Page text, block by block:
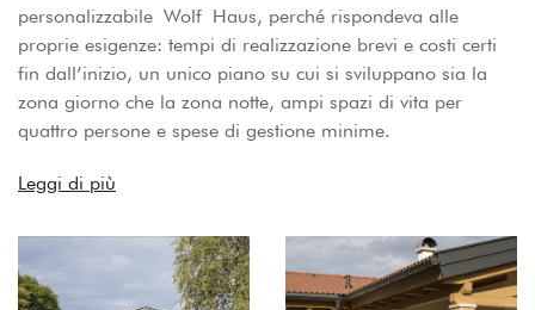
personalizzabile Wolf Haus, perché rispondeva alle
proprie esigenze: tempi di realizzazione brevi e costi certi
fin dall’inizio, un unico piano su cui si sviluppano sia la
zona giorno che la zona notte, ampi spazi di vita per
quattro persone e spese di gestione minime.
Leggi di più